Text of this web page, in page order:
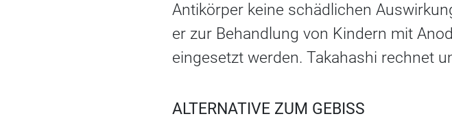
Antikörper keine schädlichen
er zur Behandlung von Kindern mit
eingesetzt werden. Takahashi rechnet
ALTERNATIVE ZUM GEBISS